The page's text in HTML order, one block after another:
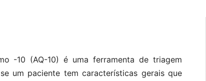
-10 (AQ-10) é uma ferramenta de triagem
um paciente tem características gerais que